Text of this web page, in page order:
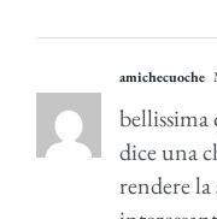
amichecuoche
dice una
rendere la